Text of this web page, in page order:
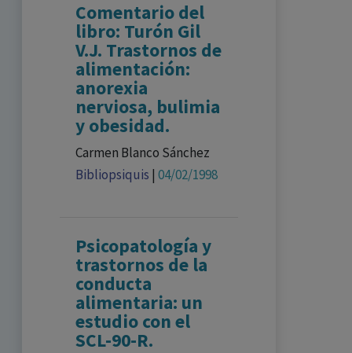
Comentario del
libro: Turón Gil
V.J. Trastornos de
alimentación:
anorexia
nerviosa, bulimia
y obesidad.
Carmen Blanco Sánchez
Bibliopsiquis | 04/02/1998
Psicopatología y
trastornos de la
conducta
alimentaria: un
estudio con el
SCL-90-R.